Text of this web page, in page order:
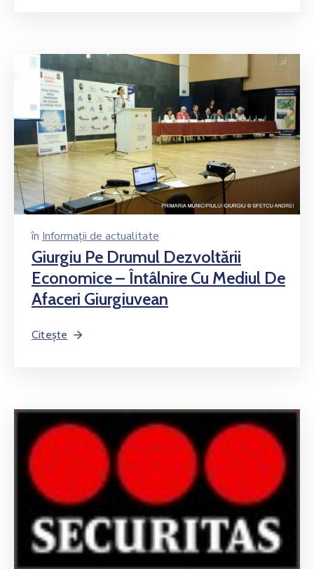
în Informații de actualitate
Giurgiu Pe Drumul Dezvoltării
Economice – Întâlnire Cu Mediul De
Afaceri Giurgiuvean
Citește